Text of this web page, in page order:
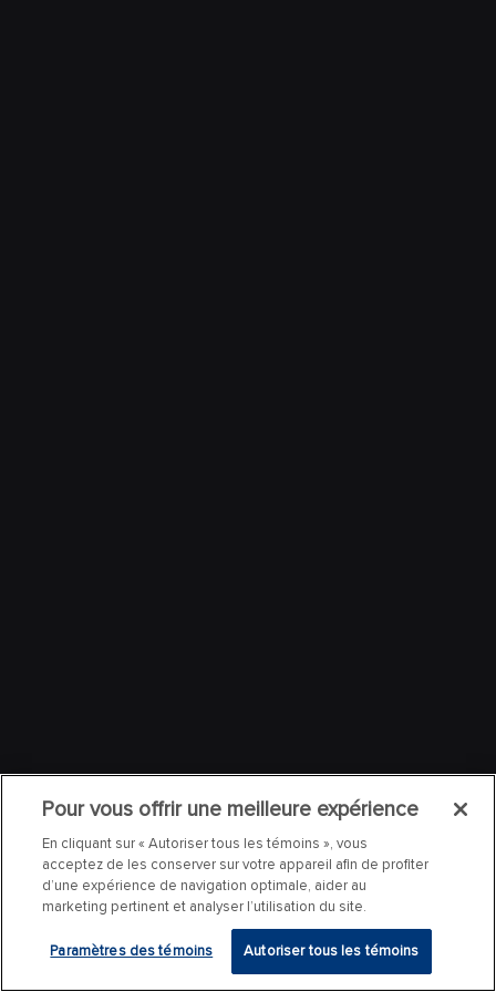
Pour vous offrir une meilleure expérience
En cliquant sur « Autoriser tous les témoins », vous
acceptez de les conserver sur votre appareil afin de profiter
d’une expérience de navigation optimale, aider au
marketing pertinent et analyser l’utilisation du site.
Paramètres des témoins Autoriser tous les témoins